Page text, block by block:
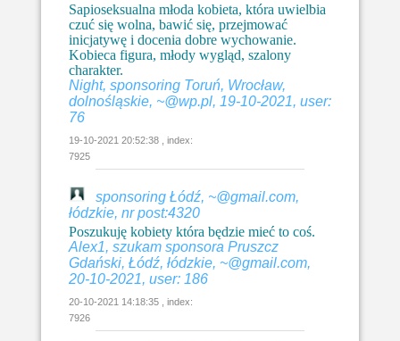
Sapioseksualna młoda kobieta, która uwielbia
czuć się wolna, bawić się, przejmować
inicjatywę i docenia dobre wychowanie.
Kobieca figura, młody wygląd, szalony
charakter.
Night, sponsoring Toruń, Wrocław,
dolnośląskie, ~@wp.pl, 19-10-2021, user:
76
19-10-2021 20:52:38 , index:
7925
sponsoring Łódź, ~@gmail.com,
łódzkie, nr post:4320
Poszukuję kobiety która będzie mieć to coś.
Alex1, szukam sponsora Pruszcz
Gdański, Łódź, łódzkie, ~@gmail.com,
20-10-2021, user: 186
20-10-2021 14:18:35 , index:
7926